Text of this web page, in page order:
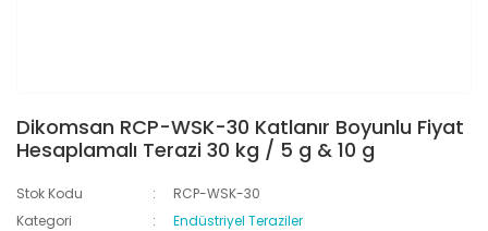
Dikomsan RCP-WSK-30 Katlanır Boyunlu Fiyat
Hesaplamalı Terazi 30 kg / 5 g & 10 g
Stok Kodu
RCP-WSK-30
Kategori
Endüstriyel Teraziler